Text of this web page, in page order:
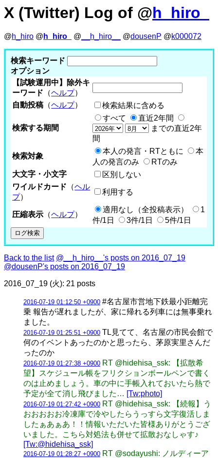
X (Twitter) Log of @h_hiro_
@h_hiro @ h_hiro_ @ __h_hiro__ @dousenP @k000072
検索キーワード
オプション
【試験運用中】除外キ
ーワード （ヘルプ）
自動投稿 （ヘルプ） 検索結果に含める
検索する期間
すべて
直近2年間
までの直近2年
間
検索対象
本人の発言・RTともに
本
人の発言のみ
RTのみ
大文字・小文字
区別しない
ワイルドカード （ヘル
プ）
利用する
圧縮表示 （ヘルプ）
適用なし（全投稿表示）
1
件/1日
3件/1日 5件/1日
Back to the list @__h_hiro__'s posts on 2016_07_19
@dousenP's posts on 2016_07_19
2016_07_19 (火): 21 posts
2016-07-19 01:12:50 +0900 #名古屋市営地下鉄最小距離完
乗 報告が遅れましたが、家に帰れる列車には無事乗れ
ました。
2016-07-19 01:25:51 +0900 TL見てて、名古屋の市民会館で
何のイベントあったのかと思ったら、茅原実里さんだ
ったのか
2016-07-19 01:27:38 +0900 RT @hidehisa_ssk: 【拡散希
望】スケジュール帳をフリクションボールペンで書く
のは止めましょう。車の中に手帳入れておいたら熱で
予定が全て消し飛びました… [Tw:photo]
2016-07-19 01:27:42 +0900 RT @hidehisa_ssk: 【続報】う
おおおおお冷凍庫で冷やしたらうっすら文字復活しま
したぁあぁあ！！情報いただいた皆様ありがとうござ
いました。こちら対処法も併せて拡散おなしゃす♪
[Tw:@hidehisa_ssk]
2016-07-19 01:28:27 +0900 RT @sodayushi: ノルディーア